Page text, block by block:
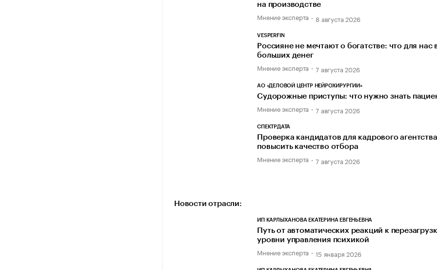
на производстве
Мнение эксперта 8 августа 2026
VESPERFIN
Россияне не мечтают о богатстве: что для нас
больших денег
Мнение эксперта 7 августа 2026
АО «ДЕЛОВОЙ ЦЕНТР НЕЙРОХИРУРГИИ»
Судорожные приступы: что нужно знать
Мнение эксперта 7 августа 2026
СПЕКТРДАТА
Проверка кандидатов для кадрового
повысить качество отбора
Мнение эксперта 7 августа 2026
Новости отрасли:
ИП КАРЛЫХАНОВА ЕКАТЕРИНА ЕВГЕНЬЕВНА
Путь от автоматических реакций к
уровни управления психикой
Мнение эксперта 15 января 2026